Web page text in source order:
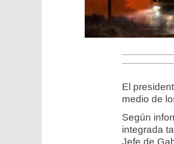
El
medio de
Según
integrada
Jefe de